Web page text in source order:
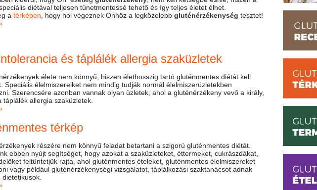
diétával teljesen tünetmentessé tehető és így teljes életet élhet.
a térképen , hogy hol végeznek Önhöz a legközelebb gluténérzékenység tesztet!
és táplálék allergia szaküzletek
élete nem könnyű, hiszen élethosszig tartó gluténmentes diétát kell
Speciális élelmiszereiket nem mindig tudják normál élelmiszerüzletekben
Szerencsére azonban vannak olyan üzletek, ahol a gluténérzékeny vevő a király,
táplálék allergia szaküzletek.
térkép
részére nem könnyű feladat betartani a szigorú gluténmentes diétát.
ebben nyújt segítséget, hogy azokat a szaküzleteket, éttermeket, cukrászdákat,
feltüntetjük rajta, ahol gluténmentes ételeket, gluténmentes élelmiszereket
vagy például gluténérzékenységi vizsgálatot, táplálkozási szaktanácsot adnak
dietetikusok.